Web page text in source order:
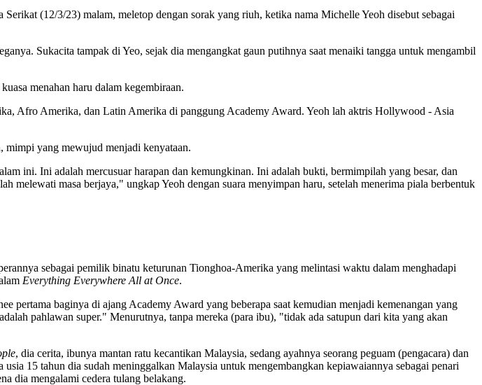
(12/3/23) malam, meletop dengan sorak yang riuh, ketika nama Michelle Yeoh disebut sebagai
Sukacita tampak di Yeo, sejak dia mengangkat gaun putihnya saat menaiki tangga untuk mengambil
menahan haru dalam kegembiraan.
Afro Amerika, dan Latin Amerika di panggung Academy Award. Yeoh lah aktris Hollywood - Asia
mimpi yang mewujud menjadi kenyataan.
ini. Ini adalah mercusuar harapan dan kemungkinan. Ini adalah bukti, bermimpilah yang besar, dan
melewati masa berjaya," ungkap Yeoh dengan suara menyimpan haru, setelah menerima piala berbentuk
sebagai pemilik binatu keturunan Tionghoa-Amerika yang melintasi waktu dalam menghadapi
Everything Everywhere All at Once.
pertama baginya di ajang Academy Award yang beberapa saat kemudian menjadi kemenangan yang
pahlawan super." Menurutnya, tanpa mereka (para ibu), "tidak ada satupun dari kita yang akan
, dia cerita, ibunya mantan ratu kecantikan Malaysia, sedang ayahnya seorang peguam (pengacara) dan
15 tahun dia sudah meninggalkan Malaysia untuk mengembangkan kepiawaiannya sebagai penari
dia mengalami cedera tulang belakang.